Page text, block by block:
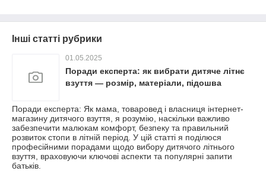
Інші статті рубрики
01.05.2025
Поради експерта: як вибрати дитяче літнє
взуття — розмір, матеріали, підошва
Поради експерта: Як мама, товаровед і власниця інтернет-
магазину дитячого взуття, я розумію, наскільки важливо
забезпечити малюкам комфорт, безпеку та правильний
розвиток стопи в літній період. У цій статті я поділюся
професійними порадами щодо вибору дитячого літнього
взуття, враховуючи ключові аспекти та популярні запити
батьків.​